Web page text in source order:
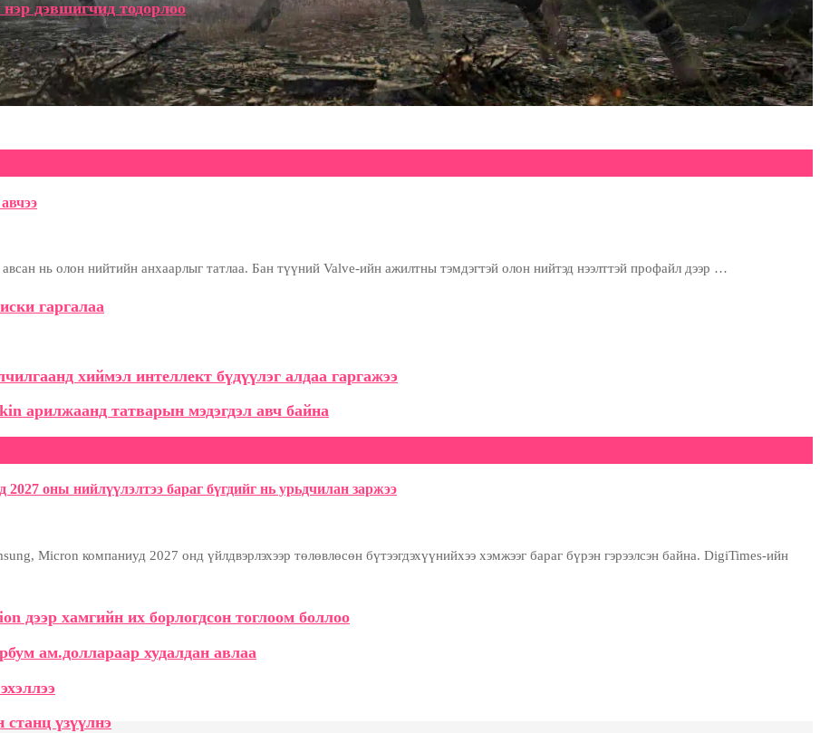
дэвшигчид тодорлоо
нь олон нийтийн анхаарлыг татлаа. Бан түүний Valve-ийн ажилтны тэмдэгтэй олон нийтэд нээлттэй профайл дээр …
гаргалаа
хиймэл интеллект бүдүүлэг алдаа гаргажээ
арилжаанд татварын мэдэгдэл авч байна
оны нийлүүлэлтээ бараг бүгдийг нь урьдчилан заржээ
Micron компаниуд 2027 онд үйлдвэрлэхээр төлөвлөсөн бүтээгдэхүүнийхээ хэмжээг бараг бүрэн гэрээлсэн байна. DigiTimes-ийн
дээр хамгийн их борлогдсон тоглоом боллоо
ам.доллараар худалдан авлаа
станц үзүүлнэ